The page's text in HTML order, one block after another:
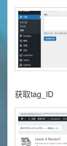
获取tag_ID